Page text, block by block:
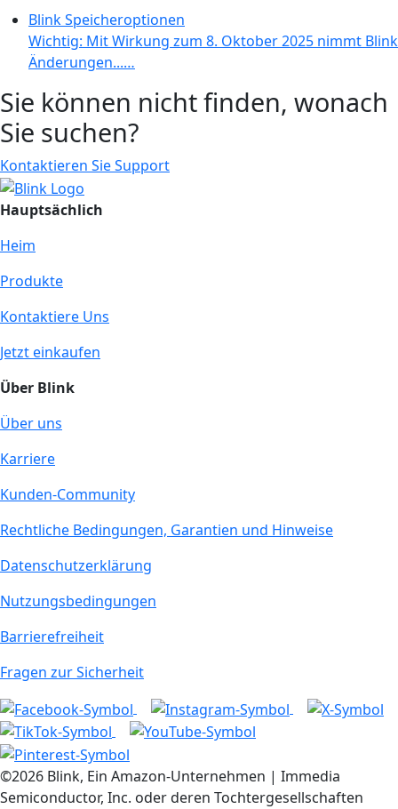
Blink Speicheroptionen
Wichtig: Mit Wirkung zum 8. Oktober 2025 nimmt Blink
Änderungen...…
Sie können nicht finden, wonach
Sie suchen?
Kontaktieren Sie Support
Hauptsächlich
Heim
Produkte
Kontaktiere Uns
Jetzt einkaufen
Über Blink
Über uns
Karriere
Kunden-Community
Rechtliche Bedingungen, Garantien und Hinweise
Datenschutzerklärung
Nutzungsbedingungen
Barrierefreiheit
Fragen zur Sicherheit
©2026 Blink, Ein Amazon-Unternehmen | Immedia
Semiconductor, Inc. oder deren Tochtergesellschaften